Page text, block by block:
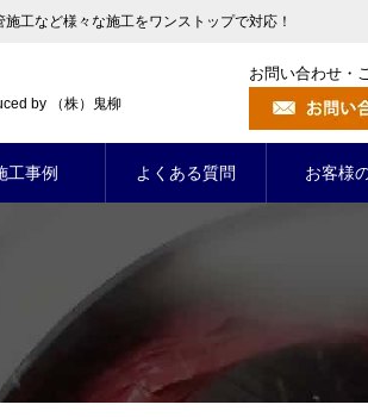
工など様々な施工をワンストップで対応！
by （株）鬼柳
お問い合わせ・
工事例 よくある質問 お客様